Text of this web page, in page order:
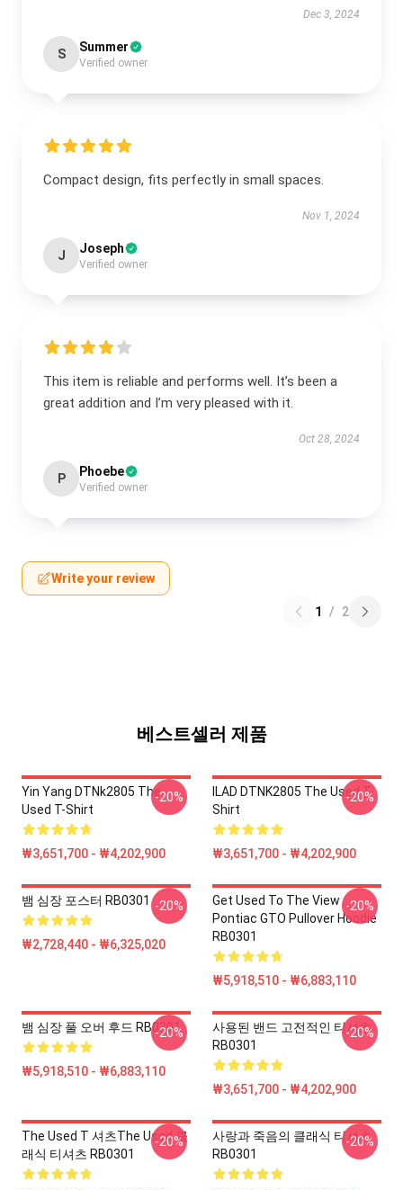
Dec 3, 2024
S Summer
Verified owner
Compact design, fits perfectly in small spaces.
Nov 1, 2024
J Joseph
Verified owner
This item is reliable and performs well. It’s been a
great addition and I’m very pleased with it.
Oct 28, 2024
P Phoebe
Verified owner
Write your review
1 / 2
베스트셀러 제품
Yin Yang DTNk2805 The
Used T-Shirt
₩3,651,700 - ₩4,202,900
-20%
ILAD DTNK2805 The Used T-
Shirt
₩3,651,700 - ₩4,202,900
-20%
뱀 심장 포스터 RB0301
₩2,728,440 - ₩6,325,020
-20%
Get Used To The View
Pontiac GTO Pullover Hoodie
RB0301
₩5,918,510 - ₩6,883,110
-20%
뱀 심장 풀 오버 후드 RB0301
₩5,918,510 - ₩6,883,110
-20%
사용된 밴드 고전적인 티셔츠
RB0301
₩3,651,700 - ₩4,202,900
-20%
The Used T 셔츠the Used 클
래식 티셔츠 RB0301
-20%
사랑과 죽음의 클래식 티셔츠
RB0301
-20%